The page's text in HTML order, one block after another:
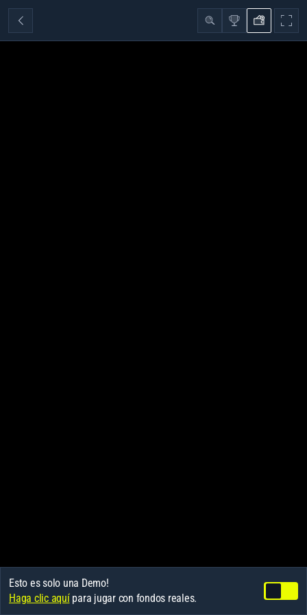
Esto es solo una Demo!
Haga clic aquípara jugar con fondos reales.